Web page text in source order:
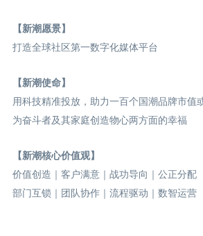
【新潮愿景】
打造全球社区第一数字化媒体平台
【新潮使命】
用科技精准投放，助力一百个国潮品牌市值
为奋斗者及其家庭创造物心两方面的幸福
【新潮核心价值观】
价值创造｜客户满意｜战功导向｜公正分配
部门互锁｜团队协作｜流程驱动｜数智运营